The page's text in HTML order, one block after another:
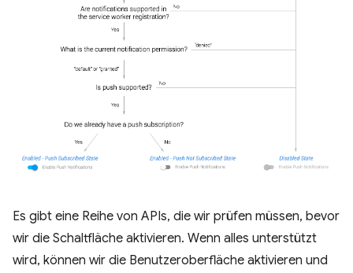
Es gibt eine Reihe von APIs, die wir prüfen müssen, bevor
wir die Schaltfläche aktivieren. Wenn alles unterstützt
wird, können wir die Benutzeroberfläche aktivieren und